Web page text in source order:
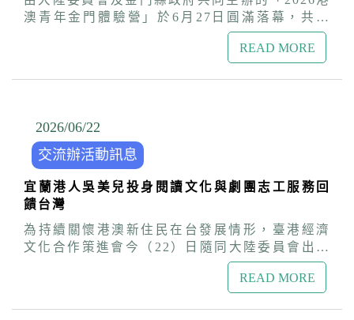
現蓬勃生機。 這次的行程對習慣於高密度、快節
奏都市生活的港澳同學而言，帶來了視野與心靈
上的深刻衝擊。參與活動的港澳同學紛紛表示，
此行讓他們跳脫課本與都市的框架，看見了台灣
中南部最接地氣、最溫暖的一面，尤其是地方創
發。 盧處長並向在座的港澳同學推廣目前正熱烈
徵件中的「港覺濠臺」IG圖文競賽，鼓勵同學們
將這幾天在彰化與嘉義所拍下的精彩照片與感動
故事，轉化為創意作品踴躍投稿，除了紀錄精彩
的留學生活，更有機會贏取豐富獎金，獲得學員
促進兩地交流互動。 大陸委員會副主任委員兼策
進會董事李麗珍也表示，策進會自2010年成立以
來，致力「創造經濟互利，匯聚文化活力」，積
極推動台港經貿文化交流合作，觀光旅遊更是重
點拓展項目。香港不僅是台灣第二大旅客來源
的港澳朋友探索台灣自然景致與文化底蘊的獨特
魅力。 本次活動特別安排交通部觀光署副署長黃
荷婷、高雄市政府觀光局副局長鍾致遠、策進會
秘書長盧長水、經合會委員張仕賢、謝慶堂，以
及中華民國旅行業品質保障協會監事會副主席石
坤錩、中華民國旅行商業同業公會全國聯合會理
事施炫丞、商總監事會召集人陳義永等與香港團
員餐敘，就如何吸引港人來台觀光交流意見。 黃
荷婷表示，觀光署正透過「北迴之巔」及「微笑
南灣」兩大主軸打造台灣國際觀光品牌及區域旅
遊特色，後續更將啟動「觀光雙輪驅動方案」，
澳青年金門體驗營」於6月27日圓滿落幕，共有
來自港澳及在臺就學的38名臺灣與港澳學生參
加，陸委會港澳蒙藏處組長李晉梅偕同臺港經濟
邊境管制限制，參加活動的僅有在台就讀的港澳
學生；幸而近三年已全面恢復交流，能重新迎來
直接從港澳來台的同學一同參與。不論大家來自
何處，能跨越地理限制在金門齊聚一堂，這份緣
分更顯珍貴。金門的閩南建築、洋樓與老街，與
香港大澳、澳門路環的常民生活溫度極為相似，
這種文化DNA與在變局中展現的生命韌性，是港
澳與金門共同的連結。 座談會上，同學們大方分
享此行的多元收穫與體驗。學員們表示，營隊行
程非常充實，透過手作閩南炊粿、彩繪高粱酒瓶
與在地美食，深刻體會到傳統文化的代代相傳。
此外，走訪了僑鄉歷史與戰地文化，讓他們對兩
READ MORE
2026/06/22
交流辦活動訊息
宜蘭港人吳美兒投身閱讀文化與劇團志工服務回
饋台灣
為持續關懷港澳新住民在台發展情形，臺港經濟
文化合作策進會今（22）日隨同大陸委員會出席
內政部移民署跨機關聯合關懷列車活動，前往宜
蘭縣訪視投身文化局劇團故事志工十餘年的香港
READ MORE